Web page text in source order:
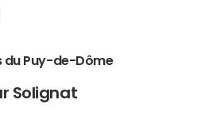
du Puy-de-Dôme
Solignat